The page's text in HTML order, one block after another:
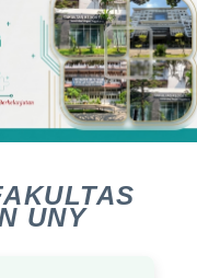
UNY